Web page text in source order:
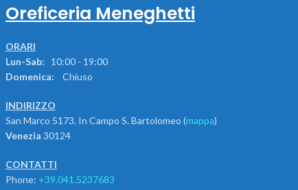
Oreficeria Meneghetti
ORARI
Lun-Sab: 10:00 - 19:00
Domenica:
Chiuso
INDIRIZZO
San Marco 5173. In Campo S. Bartolomeo (mappa)
Venezia 30124
CONTATTI
Phone: +39.041.5237683